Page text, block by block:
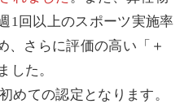
1回以上のスポーツ実施率
、さらに評価の高い「＋
した。
めての認定となります。